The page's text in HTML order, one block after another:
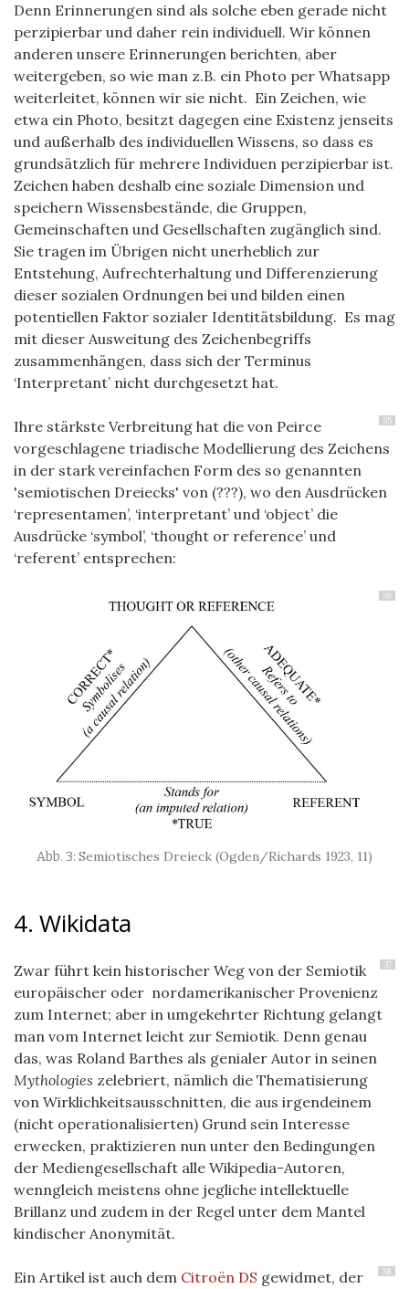
Denn Erinnerungen sind als solche eben gerade nicht
perzipierbar und daher rein individuell. Wir können
anderen unsere Erinnerungen berichten, aber
weitergeben, so wie man z.B. ein Photo per Whatsapp
weiterleitet, können wir sie nicht. Ein Zeichen, wie
etwa ein Photo, besitzt dagegen eine Existenz jenseits
und außerhalb des individuellen Wissens, so dass es
grundsätzlich für mehrere Individuen perzipierbar ist.
Zeichen haben deshalb eine soziale Dimension und
speichern Wissensbestände, die Gruppen,
Gemeinschaften und Gesellschaften zugänglich sind.
Sie tragen im Übrigen nicht unerheblich zur
Entstehung, Aufrechterhaltung und Differenzierung
dieser sozialen Ordnungen bei und bilden einen
potentiellen Faktor sozialer Identitätsbildung. Es mag
mit dieser Ausweitung des Zeichenbegriffs
zusammenhängen, dass sich der Terminus
‘Interpretant’ nicht durchgesetzt hat.
35
Ihre stärkste Verbreitung hat die von Peirce
vorgeschlagene triadische Modellierung des Zeichens
in der stark vereinfachen Form des so genannten
'semiotischen Dreiecks' von (???), wo den Ausdrücken
‘representamen’, ‘interpretant’ und ‘object’ die
Ausdrücke ‘symbol’, ‘thought or reference’ und
‘referent’ entsprechen:
36
Semiotisches Dreieck (Ogden/Richards 1923, 11)
4. Wikidata
37
Zwar führt kein historischer Weg von der Semiotik
europäischer oder nordamerikanischer Provenienz
zum Internet; aber in umgekehrter Richtung gelangt
man vom Internet leicht zur Semiotik. Denn genau
das, was Roland Barthes als genialer Autor in seinen
Mythologies zelebriert, nämlich die Thematisierung
von Wirklichkeitsausschnitten, die aus irgendeinem
(nicht operationalisierten) Grund sein Interesse
erwecken, praktizieren nun unter den Bedingungen
der Mediengesellschaft alle Wikipedia-Autoren,
wenngleich meistens ohne jegliche intellektuelle
Brillanz und zudem in der Regel unter dem Mantel
kindischer Anonymität.
38
Ein Artikel ist auch dem Citroën DS gewidmet, der